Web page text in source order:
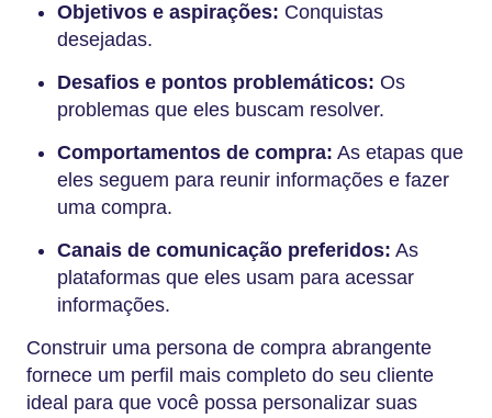
Objetivos e aspirações: Conquistas
desejadas.
Desafios e pontos problemáticos: Os
problemas que eles buscam resolver.
Comportamentos de compra: As etapas que
eles seguem para reunir informações e fazer
uma compra.
Canais de comunicação preferidos: As
plataformas que eles usam para acessar
informações.
Construir uma persona de compra abrangente
fornece um perfil mais completo do seu cliente
ideal para que você possa personalizar suas